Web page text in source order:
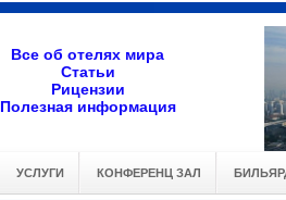
Все об отелях мира
Статьи
Рицензии
Полезная информация
УСЛУГИ КОНФЕРЕНЦ ЗАЛ